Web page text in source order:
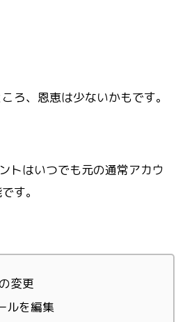
ろ、恩恵は少ないかもです。
トはいつでも元の通常アカウ
す。
変更
ルを編集